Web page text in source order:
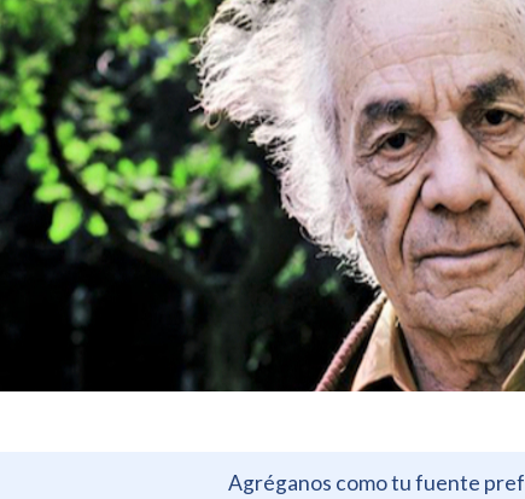
Agréganos como tu fuente